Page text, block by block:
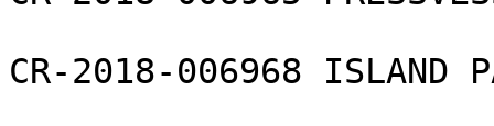
CR-2018-006968 ISLAND